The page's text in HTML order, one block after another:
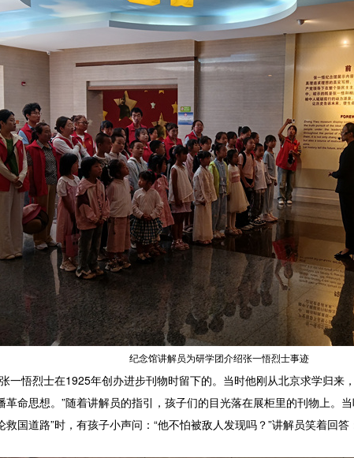
纪念馆讲解员为研学团介绍张一悟烈士事迹
悟烈士在1925年创办进步刊物时留下的。当时他刚从北京求学归来
命思想。”随着讲解员的指引，孩子们的目光落在展柜里的刊物上。
国道路”时，有孩子小声问：“他不怕被敌人发现吗？”讲解员笑着回